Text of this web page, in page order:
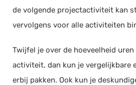
de volgende projectactiviteit kan
vervolgens voor alle activiteiten
Twijfel je over de hoeveelheid
activiteit, dan kun je vergelijkbare
erbij pakken. Ook kun je